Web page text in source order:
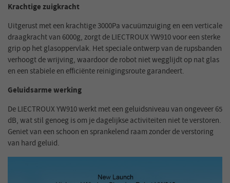
Krachtige zuigkracht
Uitgerust met een krachtige 3000Pa vacuümzuiging en een verticale
draagkracht van 6000g, zorgt de LIECTROUX YW910 voor een sterke
grip op het glasoppervlak. Het speciale ontwerp van de rupsbanden
verhoogt de wrijving, waardoor de robot niet wegglijdt op nat glas
en een stabiele en efficiënte reinigingsroute garandeert.
Geluidsarme werking
De LIECTROUX YW910 werkt met een geluidsniveau van ongeveer 65
dB, wat stil genoeg is om je dagelijkse activiteiten niet te verstoren.
Geniet van een schoon en sprankelend raam zonder de verstoring
van hard geluid.